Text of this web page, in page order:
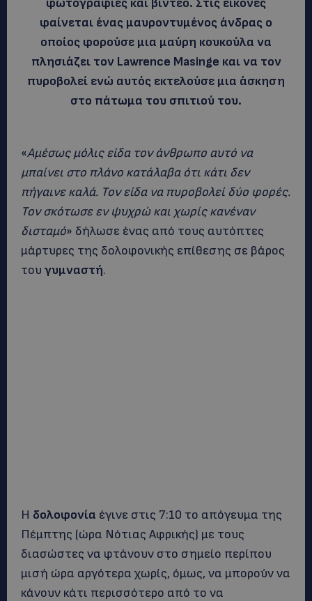
φωτογραφίες και βίντεο. Στις εικόνες
φαίνεται ένας μαυροντυμένος άνδρας ο
οποίος φορούσε μια μαύρη κουκούλα να
πλησιάζει τον Lawrence Masinge και να τον
πυροβολεί ενώ αυτός εκτελούσε μια άσκηση
στο πάτωμα του σπιτιού του.
«Αμέσως μόλις είδα τον άνθρωπο αυτό να
μπαίνει στο πλάνο κατάλαβα ότι κάτι δεν
πήγαινε καλά. Τον είδα να πυροβολεί δύο φορές.
Τον σκότωσε εν ψυχρώ και χωρίς κανέναν
δισταμό» δήλωσε ένας από τους αυτόπτες
μάρτυρες της δολοφονικής επίθεσης σε βάρος
του γυμναστή.
Η δολοφονία έγινε στις 7:10 το απόγευμα της
Πέμπτης (ώρα Νότιας Αφρικής) με τους
διασώστες να φτάνουν στο σημείο περίπου
μισή ώρα αργότερα χωρίς, όμως, να μπορούν να
κάνουν κάτι περισσότερο από το να